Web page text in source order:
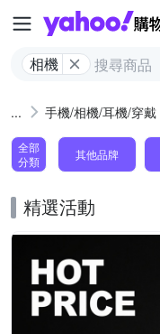
相機
手機/相機/耳機/穿戴
全部
分類
其他品牌
精選活動